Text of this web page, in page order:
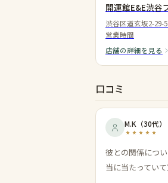
開運館E&E渋谷
渋谷区道玄坂2-29-
営業時間
店舗の詳細を見る
口コミ
M.K （30代）
彼との関係につ
当に当たっていて